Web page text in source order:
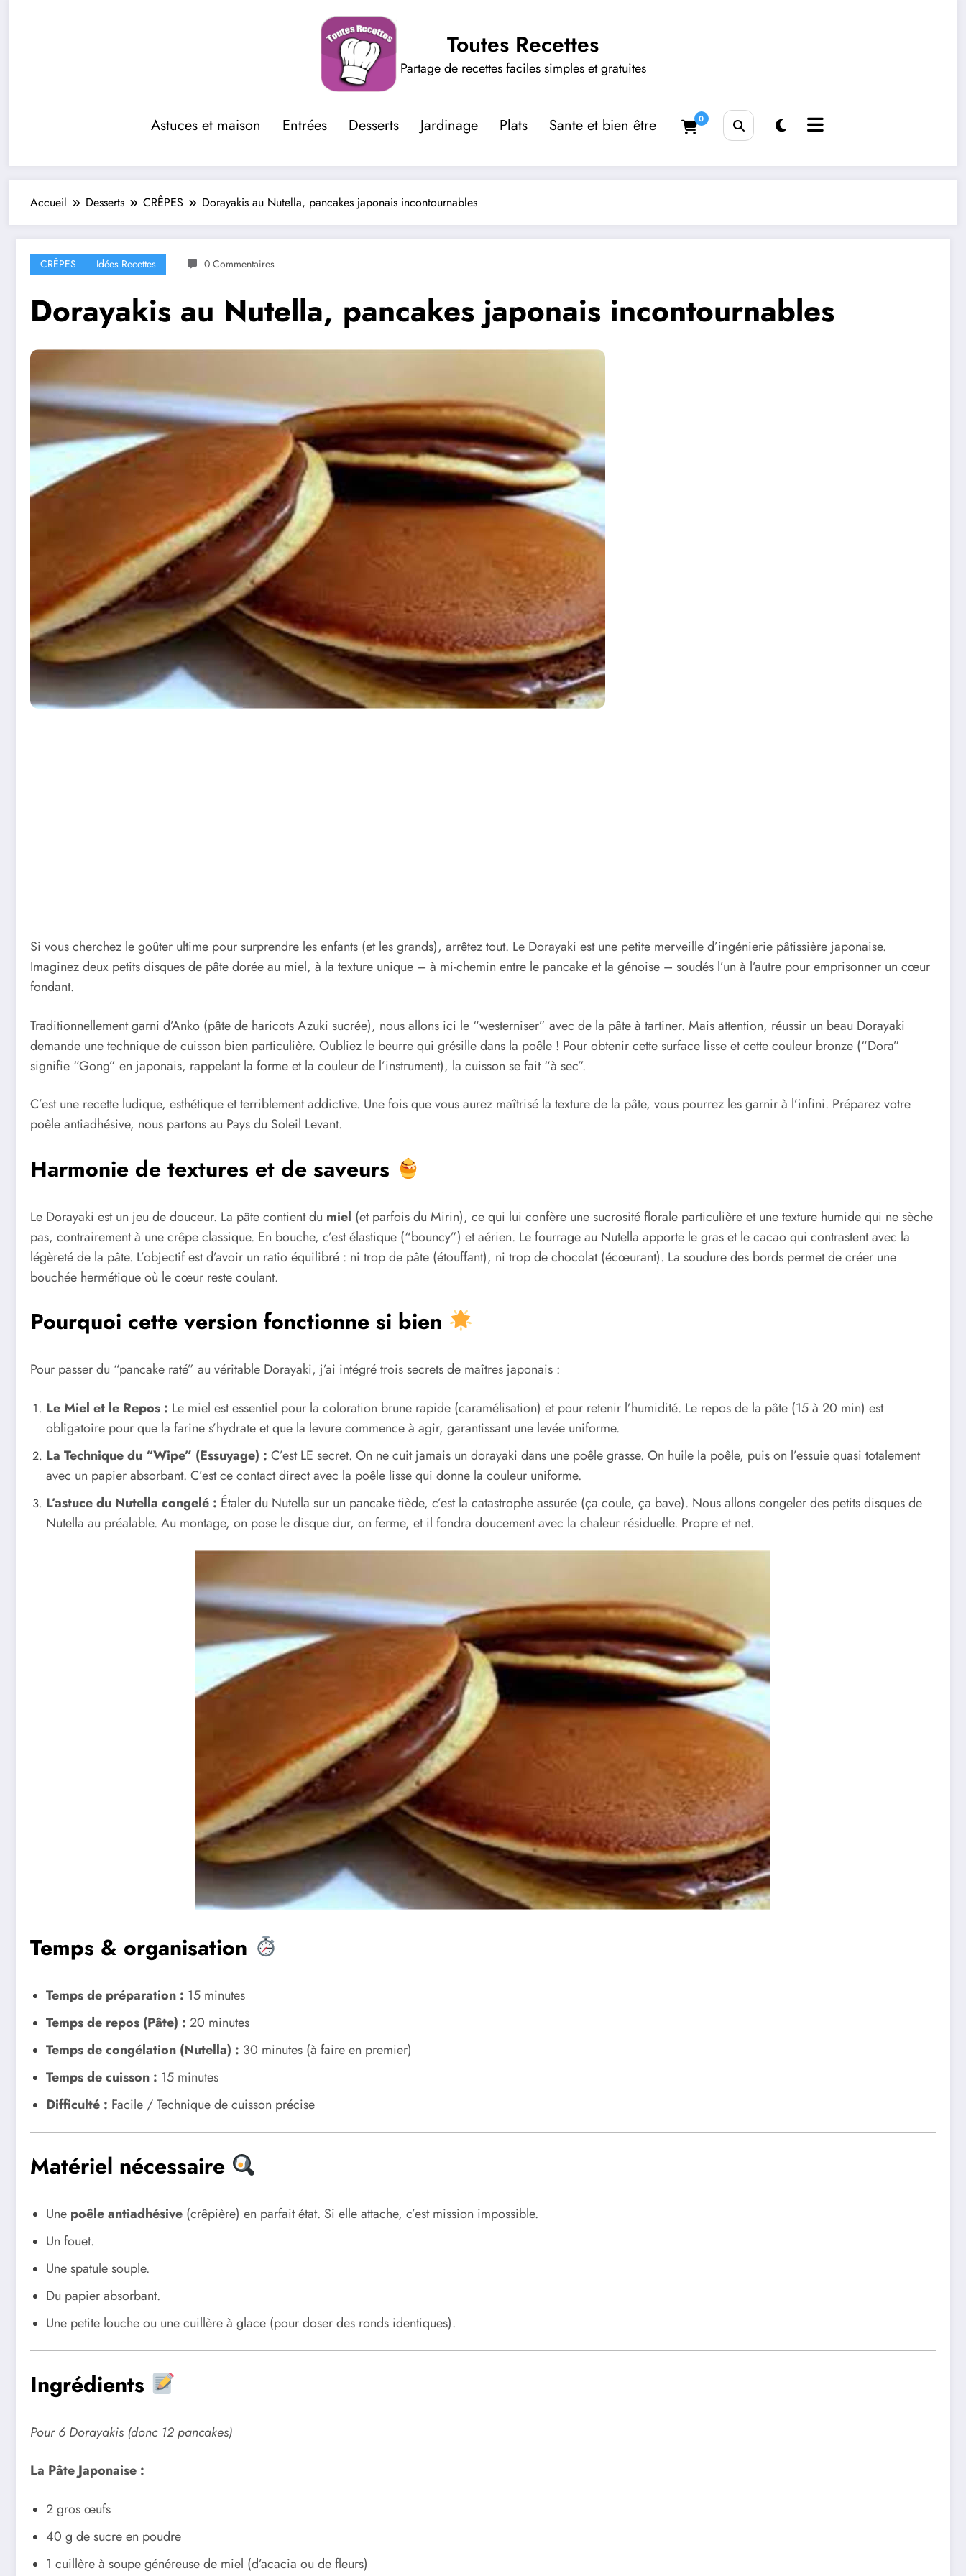
Toutes Recettes
Partage de recettes faciles simples et gratuites
Astuces et maison Entrées Desserts Jardinage Plats Sante et bien être 0
Accueil Desserts CRÊPES Dorayakis au Nutella, pancakes japonais incontournables
CRÊPES Idées Recettes 0 Commentaires
Dorayakis au Nutella, pancakes japonais incontournables
Si vous cherchez le goûter ultime pour surprendre les enfants (et les grands), arrêtez tout. Le Dorayaki est une petite merveille d’ingénierie pâtissière japonaise.
Imaginez deux petits disques de pâte dorée au miel, à la texture unique – à mi-chemin entre le pancake et la génoise – soudés l’un à l’autre pour emprisonner un cœur
fondant.
Traditionnellement garni d’Anko (pâte de haricots Azuki sucrée), nous allons ici le “westerniser” avec de la pâte à tartiner. Mais attention, réussir un beau Dorayaki
demande une technique de cuisson bien particulière. Oubliez le beurre qui grésille dans la poêle ! Pour obtenir cette surface lisse et cette couleur bronze (“Dora”
signifie “Gong” en japonais, rappelant la forme et la couleur de l’instrument), la cuisson se fait “à sec”.
C’est une recette ludique, esthétique et terriblement addictive. Une fois que vous aurez maîtrisé la texture de la pâte, vous pourrez les garnir à l’infini. Préparez votre
poêle antiadhésive, nous partons au Pays du Soleil Levant.
Harmonie de textures et de saveurs
Le Dorayaki est un jeu de douceur. La pâte contient du miel (et parfois du Mirin), ce qui lui confère une sucrosité florale particulière et une texture humide qui ne sèche
pas, contrairement à une crêpe classique. En bouche, c’est élastique (“bouncy”) et aérien. Le fourrage au Nutella apporte le gras et le cacao qui contrastent avec la
légèreté de la pâte. L’objectif est d’avoir un ratio équilibré : ni trop de pâte (étouffant), ni trop de chocolat (écœurant). La soudure des bords permet de créer une
bouchée hermétique où le cœur reste coulant.
Pourquoi cette version fonctionne si bien
Pour passer du “pancake raté” au véritable Dorayaki, j’ai intégré trois secrets de maîtres japonais :
Le Miel et le Repos : Le miel est essentiel pour la coloration brune rapide (caramélisation) et pour retenir l’humidité. Le repos de la pâte (15 à 20 min) est
obligatoire pour que la farine s’hydrate et que la levure commence à agir, garantissant une levée uniforme.
La Technique du “Wipe” (Essuyage) : C’est LE secret. On ne cuit jamais un dorayaki dans une poêle grasse. On huile la poêle, puis on l’essuie quasi totalement
avec un papier absorbant. C’est ce contact direct avec la poêle lisse qui donne la couleur uniforme.
L’astuce du Nutella congelé : Étaler du Nutella sur un pancake tiède, c’est la catastrophe assurée (ça coule, ça bave). Nous allons congeler des petits disques de
Nutella au préalable. Au montage, on pose le disque dur, on ferme, et il fondra doucement avec la chaleur résiduelle. Propre et net.
Temps & organisation
Temps de préparation : 15 minutes
Temps de repos (Pâte) : 20 minutes
Temps de congélation (Nutella) : 30 minutes (à faire en premier)
Temps de cuisson : 15 minutes
Difficulté : Facile / Technique de cuisson précise
Matériel nécessaire
Une poêle antiadhésive (crêpière) en parfait état. Si elle attache, c’est mission impossible.
Un fouet.
Une spatule souple.
Du papier absorbant.
Une petite louche ou une cuillère à glace (pour doser des ronds identiques).
Ingrédients
Pour 6 Dorayakis (donc 12 pancakes)
La Pâte Japonaise :
2 gros œufs
40 g de sucre en poudre
1 cuillère à soupe généreuse de miel (d’acacia ou de fleurs)